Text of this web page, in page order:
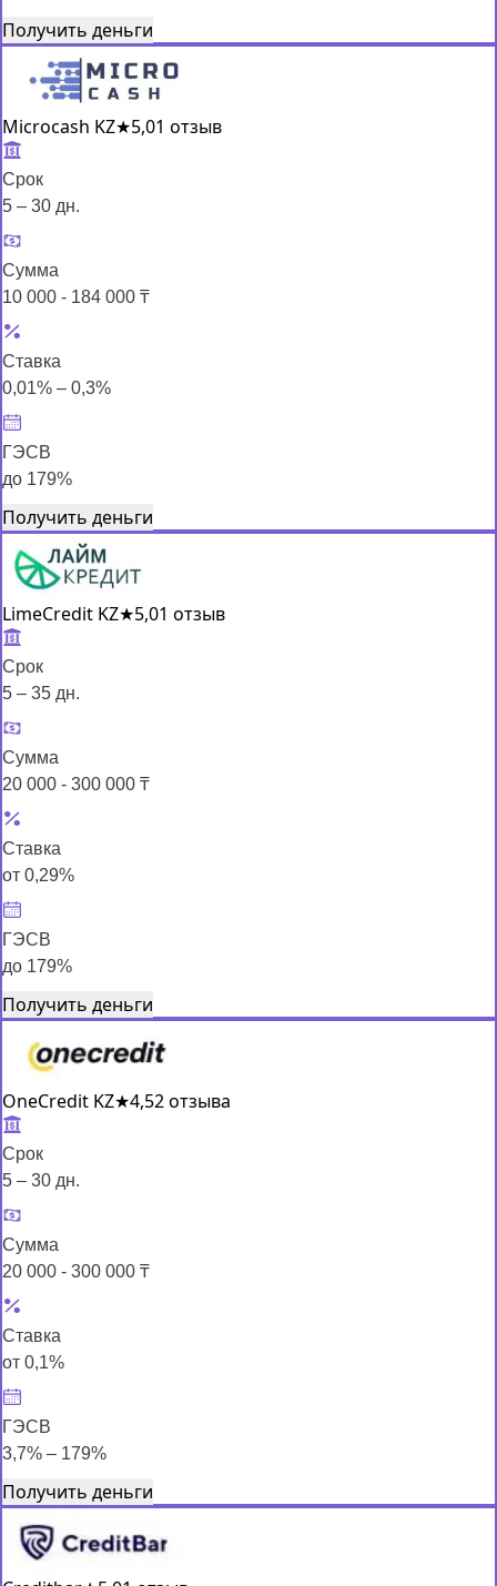
Получить деньги
Microcash KZ★5,01 отзыв
Срок
5 – 30 дн.
Сумма
10 000 - 184 000 ₸
Ставка
0,01% – 0,3%
ГЭСВ
до 179%
Получить деньги
LimeCredit KZ★5,01 отзыв
Срок
5 – 35 дн.
Сумма
20 000 - 300 000 ₸
Ставка
от 0,29%
ГЭСВ
до 179%
Получить деньги
OneCredit KZ★4,52 отзыва
Срок
5 – 30 дн.
Сумма
20 000 - 300 000 ₸
Ставка
от 0,1%
ГЭСВ
3,7% – 179%
Получить деньги